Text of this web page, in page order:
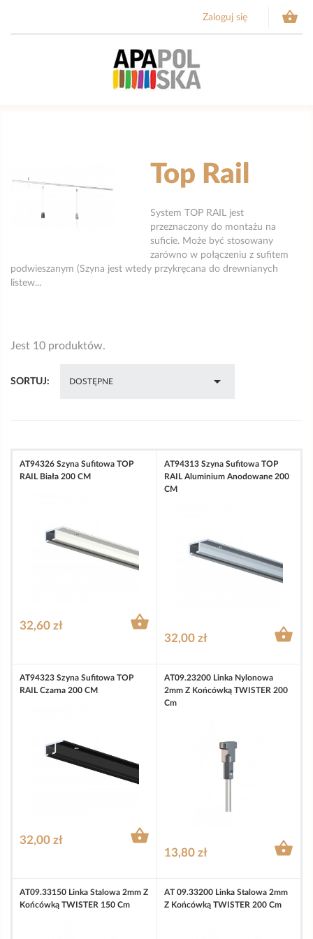
Zaloguj się 
Top Rail
System TOP RAIL jest
przeznaczony do montażu na
suficie. Może być stosowany
zarówno w połączeniu z sufitem
podwieszanym (Szyna jest wtedy przykręcana do drewnianych
listew...
Jest 10 produktów.
SORTUJ: DOSTĘPNE 
AT94326 Szyna Sufitowa TOP
RAIL Biała 200 CM
32,60 zł 
AT94313 Szyna Sufitowa TOP
RAIL Aluminium Anodowane 200
CM
32,00 zł 
AT94323 Szyna Sufitowa TOP
RAIL Czarna 200 CM
32,00 zł 
AT09.23200 Linka Nylonowa
2mm Z Końcówką TWISTER 200
Cm
13,80 zł 
AT09.33150 Linka Stalowa 2mm Z
Końcówką TWISTER 150 Cm
AT 09.33200 Linka Stalowa 2mm
Z Końcówką TWISTER 200 Cm